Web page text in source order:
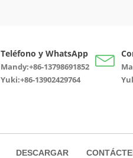
Teléfono y WhatsApp
Mandy:+86-13798691852
Yuki:+86-13902429764
DESCARGAR